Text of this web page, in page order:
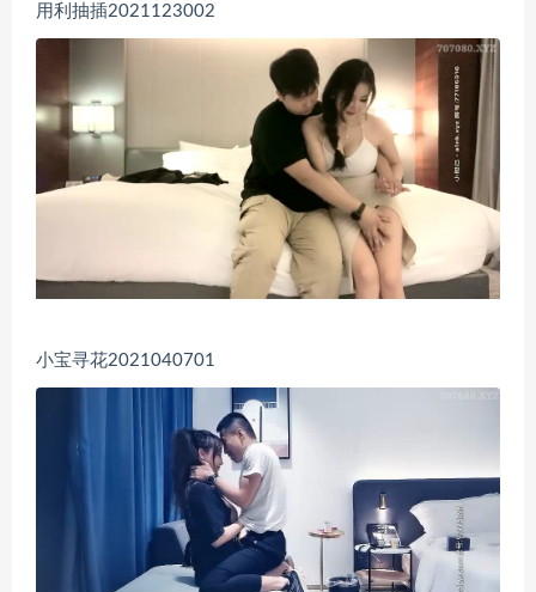
用利抽插2021123002
小宝寻花2021040701